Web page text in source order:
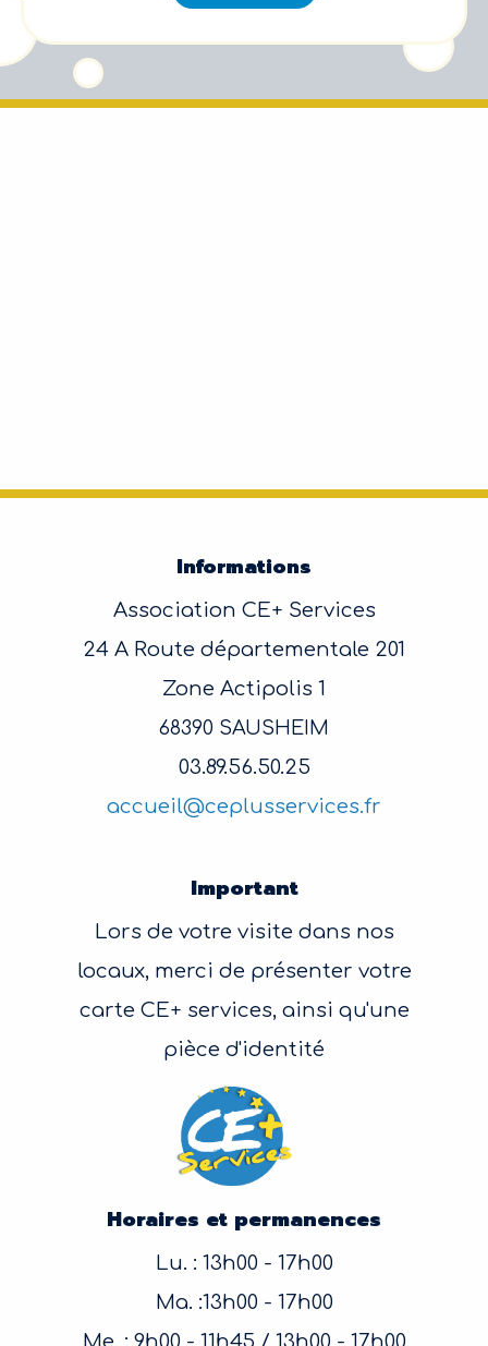
Informations
Association CE+ Services
24 A Route départementale 201
Zone Actipolis 1
68390 SAUSHEIM
03.89.56.50.25
accueil@ceplusservices.fr
Important
Lors de votre visite dans nos
locaux, merci de présenter votre
carte CE+ services, ainsi qu'une
pièce d'identité
Horaires et permanences
Lu. : 13h00 - 17h00
Ma. :13h00 - 17h00
Me. : 9h00 - 11h45 / 13h00 - 17h00